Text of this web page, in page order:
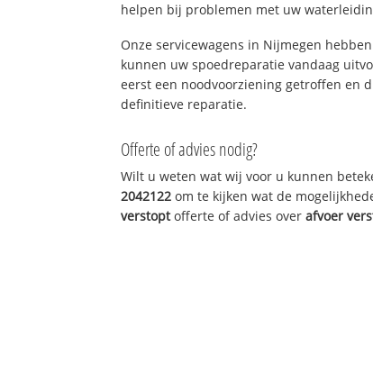
helpen bij problemen met uw
Onze servicewagens in Nijmegen
kunnen uw spoedreparatie vandaag
eerst een noodvoorziening getroffen en
definitieve reparatie.
Offerte of advies nodig?
Wilt u weten wat wij voor u kunnen
2042122 om te kijken wat de
verstoptofferte of advies overafvoer